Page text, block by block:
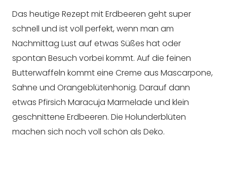
Das heutige Rezept mit Erdbeeren geht super
schnell und ist voll perfekt, wenn man am
Nachmittag Lust auf etwas Süßes hat oder
spontan Besuch vorbei kommt. Auf die feinen
Butterwaffeln kommt eine Creme aus Mascarpone,
Sahne und Orangeblütenhonig. Darauf dann
etwas Pfirsich Maracuja Marmelade und klein
geschnittene Erdbeeren. Die Holunderblüten
machen sich noch voll schön als Deko.